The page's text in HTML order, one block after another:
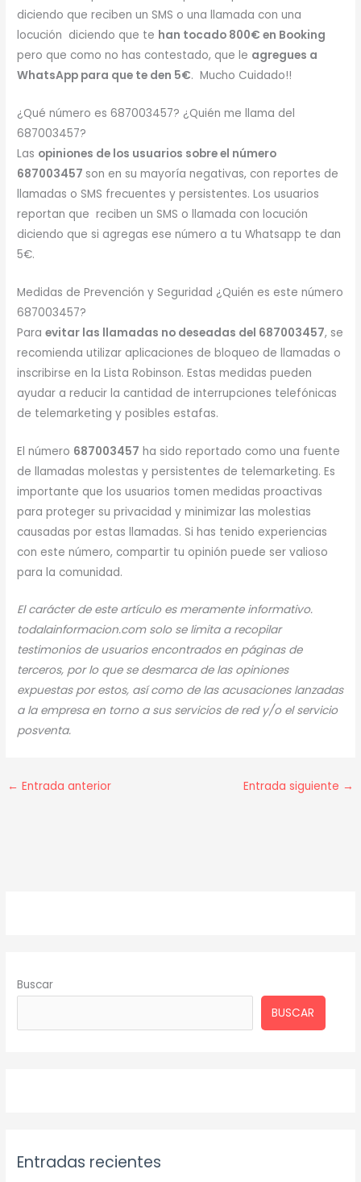
diciendo que reciben un SMS o una llamada con una
locución diciendo que te han tocado 800€ en Booking
pero que como no has contestado, que le agregues a
WhatsApp para que te den 5€. Mucho Cuidado!!
¿Qué número es 687003457? ¿Quién me llama del
687003457?
Las opiniones de los usuarios sobre el número
687003457 son en su mayoría negativas, con reportes de
llamadas o SMS frecuentes y persistentes. Los usuarios
reportan que reciben un SMS o llamada con locución
diciendo que si agregas ese número a tu Whatsapp te dan
5€.
Medidas de Prevención y Seguridad ¿Quién es este número
687003457?
Paraevitar las llamadas no deseadas del 687003457, se
recomienda utilizar aplicaciones de bloqueo de llamadas o
inscribirse en la Lista Robinson. Estas medidas pueden
ayudar a reducir la cantidad de interrupciones telefónicas
de telemarketing y posibles estafas.
El número 687003457 ha sido reportado como una fuente
de llamadas molestas y persistentes de telemarketing. Es
importante que los usuarios tomen medidas proactivas
para proteger su privacidad y minimizar las molestias
causadas por estas llamadas. Si has tenido experiencias
con este número, compartir tu opinión puede ser valioso
para la comunidad.
El carácter de este artículo es meramente informativo.
todalainformacion.com solo se limita a recopilar
testimonios de usuarios encontrados en páginas de
terceros, por lo que se desmarca de las opiniones
expuestas por estos, así como de las acusaciones lanzadas
a la empresa en torno a sus servicios de red y/o el servicio
posventa.
← Entrada anterior Entrada siguiente →
Buscar
BUSCAR
Entradas recientes